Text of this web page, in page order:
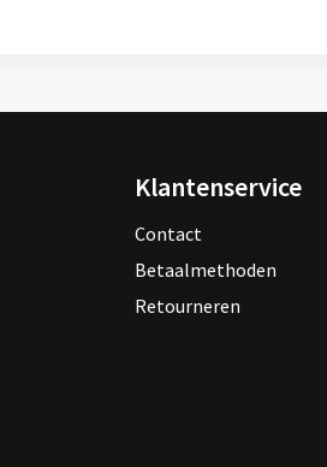
Klantenservice
Contact
Betaalmethoden
Retourneren